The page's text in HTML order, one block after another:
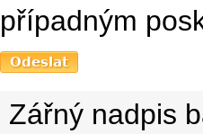
případným
Zářný nadpis